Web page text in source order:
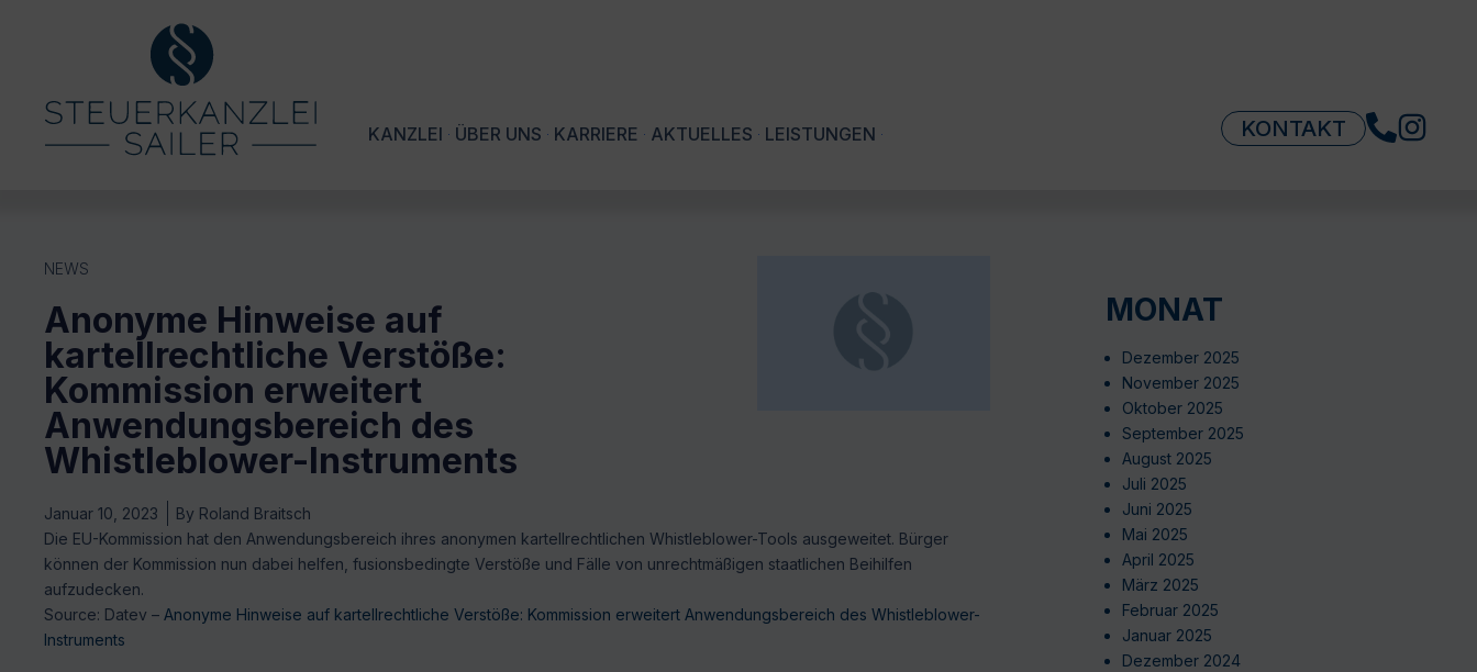
KANZLEI ÜBER UNS KARRIERE AKTUELLES LEISTUNGEN KONTAKT
NEWS
Anonyme Hinweise auf
kartellrechtliche Verstöße:
Kommission erweitert
Anwendungsbereich des
Whistleblower-Instruments
Januar 10, 2023 By Roland Braitsch
Die EU-Kommission hat den Anwendungsbereich ihres anonymen kartellrechtlichen Whistleblower-Tools ausgeweitet. Bürger
können der Kommission nun dabei helfen, fusionsbedingte Verstöße und Fälle von unrechtmäßigen staatlichen Beihilfen
aufzudecken.
Source: Datev – Anonyme Hinweise auf kartellrechtliche Verstöße: Kommission erweitert Anwendungsbereich des Whistleblower-
Instruments
MONAT
Dezember 2025
November 2025
Oktober 2025
September 2025
August 2025
Juli 2025
Juni 2025
Mai 2025
April 2025
März 2025
Februar 2025
Januar 2025
Dezember 2024